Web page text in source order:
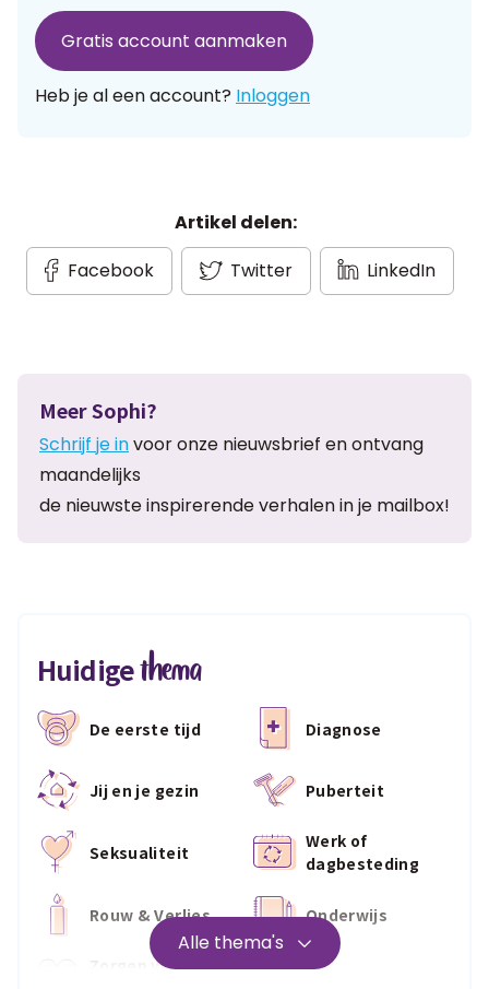
Gratis account aanmaken
Heb je al een account? Inloggen
Artikel delen:
Facebook
Twitter LinkedIn
Meer Sophi?
Schrijf je invoor onze nieuwsbrief en ontvang
maandelijks
de nieuwste inspirerende verhalen in je mailbox!
Huidigethema
De eerste tijd Diagnose
Jij en je gezin Puberteit
Seksualiteit
Werk of
dagbesteding
Rouw & Verlies Onderwijs
Zorgen voor
Wonen
Alle thema's